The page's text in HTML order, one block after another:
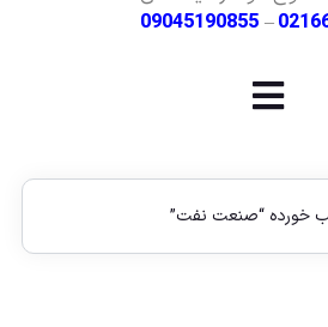
–
09045190855
خورده “صنعت نفت”